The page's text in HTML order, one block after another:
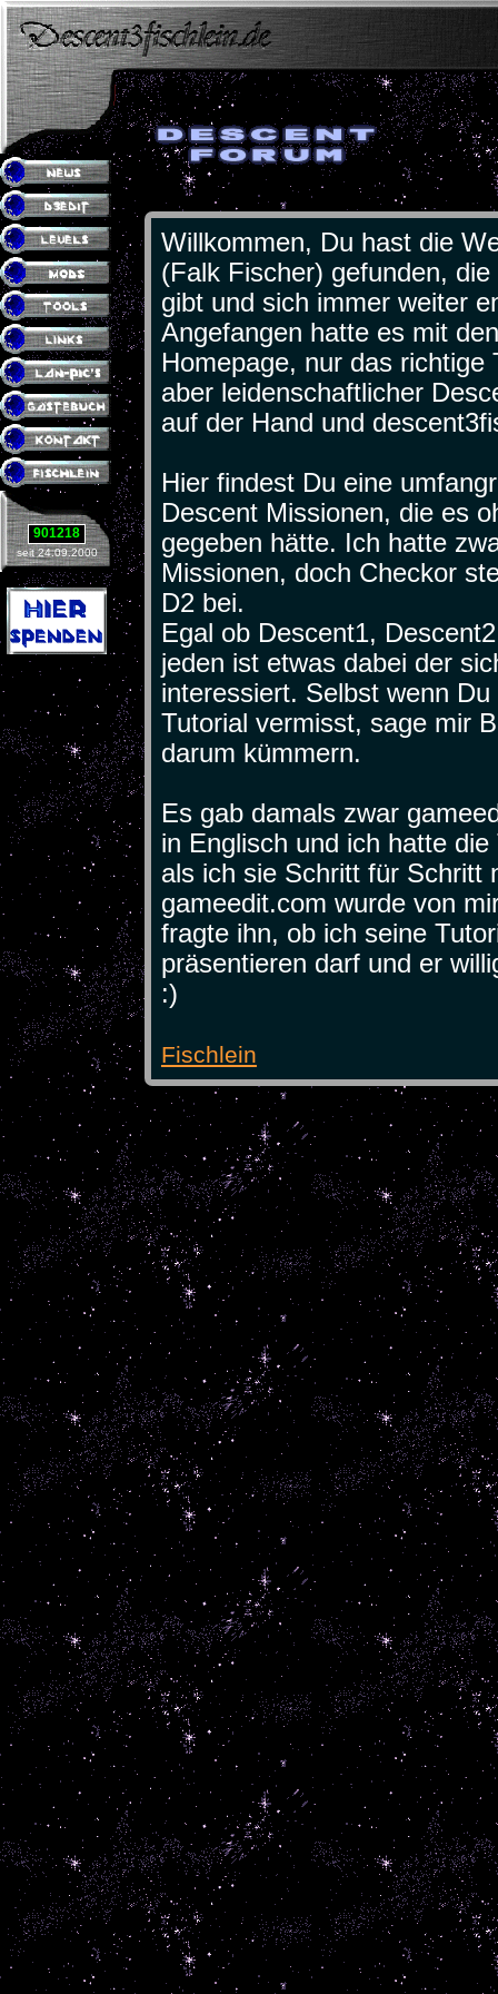
901218
seit 24.09.2000
Willkommen, Du hast die
(Falk Fischer) gefunden,
gibt und sich immer weiter
Angefangen hatte es mit
Homepage, nur das
aber leidenschaftlicher
auf der Hand und
Hier findest Du eine
Descent Missionen, die es
gegeben hätte. Ich hatte
Missionen, doch Checkor
D2 bei.
Egal ob Descent1,
jeden ist etwas dabei der
interessiert. Selbst wenn
Tutorial vermisst, sage mir
darum kümmern.
Es gab damals zwar
in Englisch und ich hatte
als ich sie Schritt für Schritt
gameedit.com wurde von
fragte ihn, ob ich seine
präsentieren darf und er
:)
Fischlein